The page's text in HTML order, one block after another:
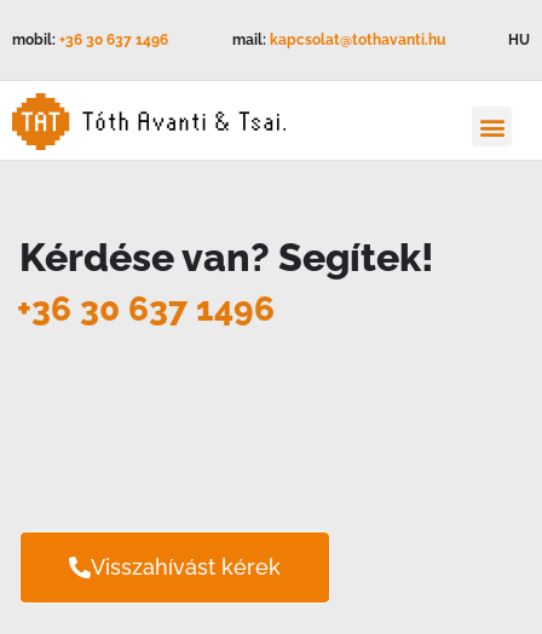
mobil: +36 30 637 1496 mail: kapcsolat@tothavanti.hu HU
Kérdése van? Segítek!
+36 30 637 1496
Visszahívást kérek